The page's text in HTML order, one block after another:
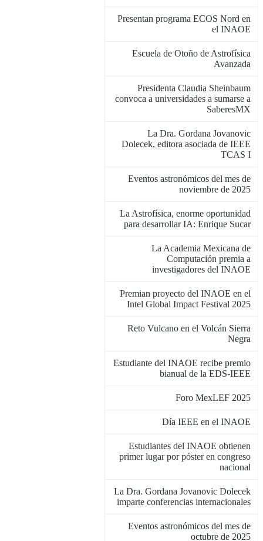
Presentan programa ECOS Nord en
el INAOE
Escuela de Otoño de Astrofísica
Avanzada
Presidenta Claudia Sheinbaum
convoca a universidades a sumarse a
SaberesMX
La Dra. Gordana Jovanovic
Dolecek, editora asociada de IEEE
TCAS I
Eventos astronómicos del mes de
noviembre de 2025
La Astrofísica, enorme oportunidad
para desarrollar IA: Enrique Sucar
La Academia Mexicana de
Computación premia a
investigadores del INAOE
Premian proyecto del INAOE en el
Intel Global Impact Festival 2025
Reto Vulcano en el Volcán Sierra
Negra
Estudiante del INAOE recibe premio
bianual de la EDS-IEEE
Foro MexLEF 2025
Día IEEE en el INAOE
Estudiantes del INAOE obtienen
primer lugar por póster en congreso
nacional
La Dra. Gordana Jovanovic Dolecek
imparte conferencias internacionales
Eventos astronómicos del mes de
octubre de 2025